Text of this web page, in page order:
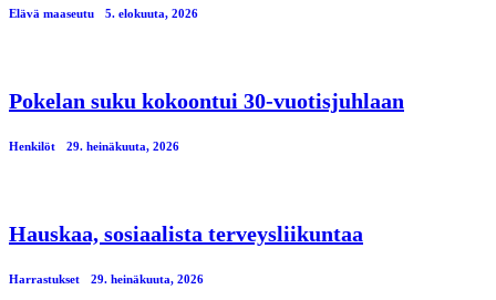
Elävä maaseutu 5. elokuuta, 2026
Pokelan suku kokoontui 30-vuotisjuhlaan
Henkilöt 29. heinäkuuta, 2026
Hauskaa, sosiaalista terveysliikuntaa
Harrastukset 29. heinäkuuta, 2026